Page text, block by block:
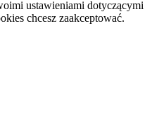
ustawieniami dotyczącymi
chcesz zaakceptować.